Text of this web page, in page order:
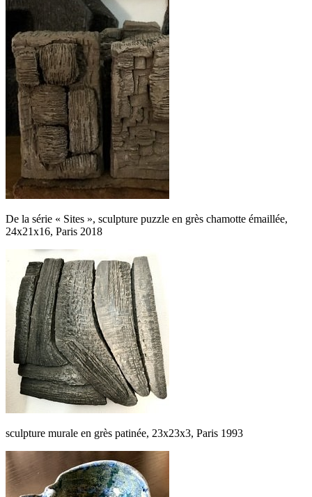
De la série « Sites », sculpture puzzle en grès chamotte émaillée,
24x21x16, Paris 2018
sculpture murale en grès patinée, 23x23x3, Paris 1993